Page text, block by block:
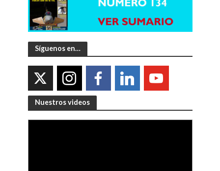
Síguenos en…
Nuestros videos